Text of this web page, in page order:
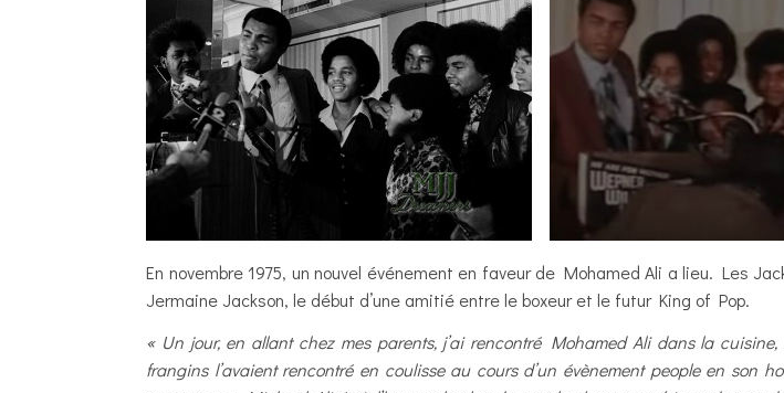
En novembre 1975, un nouvel événement en faveur de Mohamed Ali a lieu. Les
Jermaine Jackson, le début d’une amitié entre le boxeur et le futur King of Pop.
« Un jour, en allant chez mes parents, j’ai rencontré Mohamed Ali dans la
frangins l’avaient rencontré en coulisse au cours d’un évènement people en son